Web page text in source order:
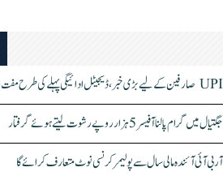
UPI صارفین کے لیے بڑی خبر، ڈیجیٹل ادائیگی پہلے کی طرح مفت رہے گی
جگتیال میں گرام پالنا آفیسر 5 ہزار روپے رشوت لیتے ہوئے گرفتار
آر بی آئی آئندہ مالی سال سے پولیمر کرنسی نوٹ متعارف کرائے گا